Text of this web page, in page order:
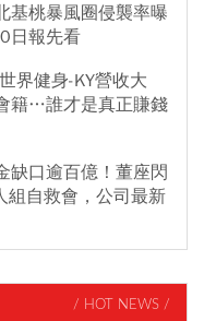
基桃暴風圈侵襲率曝
日報先看
界健身-KY營收大
籍…誰才是真正賺錢
缺口逾百億！董座閃
自救會，公司最新
/ HOT NEWS /